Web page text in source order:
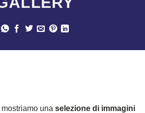
una selezione di immagini